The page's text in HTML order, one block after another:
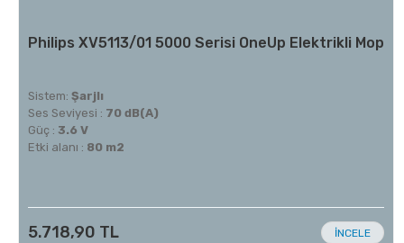
Philips XV5113/01 5000 Serisi OneUp Elektrikli Mop
Sistem: Şarjlı
Ses Seviyesi : 70 dB(A)
Güç : 3.6 V
Etki alanı : 80 m2
5.718,90 TL İNCELE